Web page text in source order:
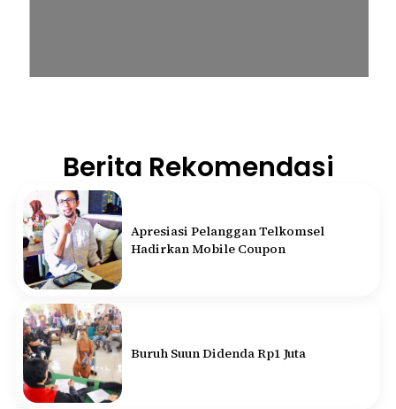
Berita Rekomendasi
Apresiasi Pelanggan Telkomsel
Hadirkan Mobile Coupon
Buruh Suun Didenda Rp1 Juta